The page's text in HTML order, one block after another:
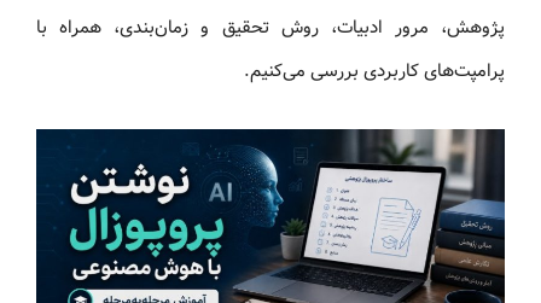
پژوهش، مرور ادبیات، روش تحقیق و زمان‌بندی، همراه با
پرامپت‌های کاربردی بررسی می‌کنیم.